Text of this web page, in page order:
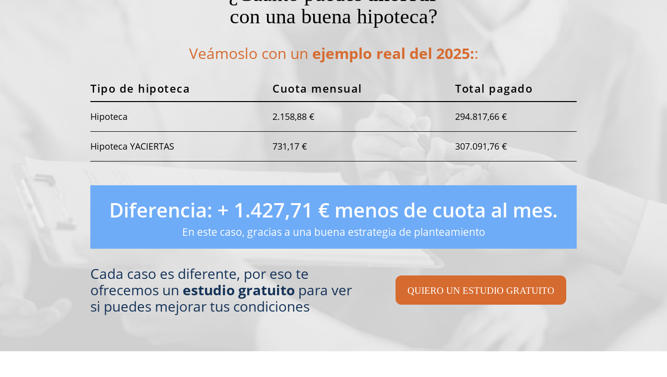
con una buena hipoteca?
Veámoslo con un ejemplo real del 2025::
Tipo de hipoteca Cuota mensual Total pagado
Hipoteca 2.158,88 € 294.817,66 €
Hipoteca YACIERTAS 731,17 € 307.091,76 €
Diferencia: + 1.427,71 € menos de cuota al mes.
En este caso, gracias a una buena estrategia de planteamiento
Cada caso es diferente, por eso te
ofrecemos un estudio gratuito para ver
si puedes mejorar tus condiciones
QUIERO UN ESTUDIO GRATUITO